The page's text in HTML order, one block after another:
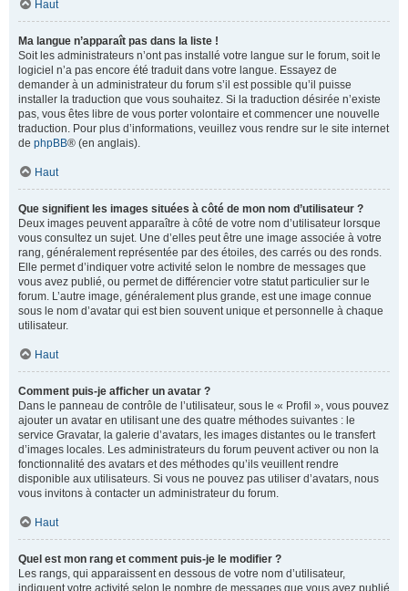
Haut
Ma langue n’apparaît pas dans la liste !
Soit les administrateurs n’ont pas installé votre langue sur le forum, soit le
logiciel n’a pas encore été traduit dans votre langue. Essayez de
demander à un administrateur du forum s’il est possible qu’il puisse
installer la traduction que vous souhaitez. Si la traduction désirée n’existe
pas, vous êtes libre de vous porter volontaire et commencer une nouvelle
traduction. Pour plus d’informations, veuillez vous rendre sur le site internet
de phpBB® (en anglais).
Haut
Que signifient les images situées à côté de mon nom d’utilisateur ?
Deux images peuvent apparaître à côté de votre nom d’utilisateur lorsque
vous consultez un sujet. Une d’elles peut être une image associée à votre
rang, généralement représentée par des étoiles, des carrés ou des ronds.
Elle permet d’indiquer votre activité selon le nombre de messages que
vous avez publié, ou permet de différencier votre statut particulier sur le
forum. L’autre image, généralement plus grande, est une image connue
sous le nom d’avatar qui est bien souvent unique et personnelle à chaque
utilisateur.
Haut
Comment puis-je afficher un avatar ?
Dans le panneau de contrôle de l’utilisateur, sous le « Profil », vous pouvez
ajouter un avatar en utilisant une des quatre méthodes suivantes : le
service Gravatar, la galerie d’avatars, les images distantes ou le transfert
d’images locales. Les administrateurs du forum peuvent activer ou non la
fonctionnalité des avatars et des méthodes qu’ils veuillent rendre
disponible aux utilisateurs. Si vous ne pouvez pas utiliser d’avatars, nous
vous invitons à contacter un administrateur du forum.
Haut
Quel est mon rang et comment puis-je le modifier ?
Les rangs, qui apparaissent en dessous de votre nom d’utilisateur,
indiquent votre activité selon le nombre de messages que vous avez publié